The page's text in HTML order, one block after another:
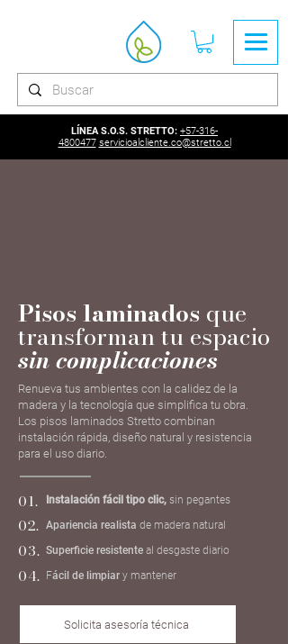
LÍNEA S.O.S. STRETTO: +57-316-
4800477 servicioalcliente.co@stretto.cl
Pisos laminados que
transforman tu espacio
sin complicaciones
Renueva tus ambientes con la calidez de la
madera y la tecnología que simplifica tu obra.
Los pisos laminados Stretto combinan
instalación rápida, diseño natural y resistencia
para el uso diario.
01. Instalación fácil tipo clic, sin pegantes
02. Apariencia realista de madera natural
03. Superficie resistente al desgaste diario
04. Fácil de limpiar y mantener
Solicita asesoría técnica